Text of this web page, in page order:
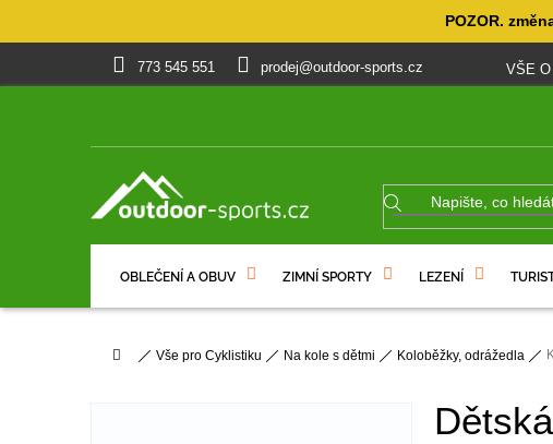
POZOR.
773 545 551 prodej@outdoor-sports.cz VŠE
OBLEČENÍ A OBUV ZIMNÍ SPORTY LEZENÍ
DomůVše pro Cyklistiku Na kole s dětmi Koloběžky, odrážedla